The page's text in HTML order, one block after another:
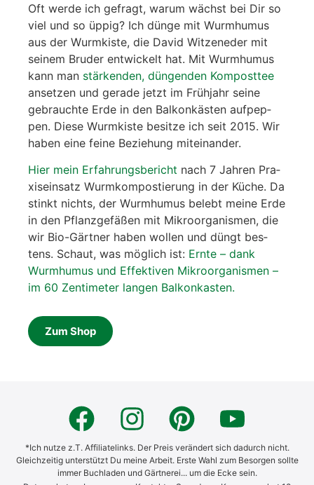
Oft wer­de ich gefragt, war­um wächst bei Dir so
viel und so üppig? Ich dün­ge mit Wurm­hu­mus
aus der Wurm­kis­te, die David Wit­zeneder mit
sei­nem Bru­der ent­wi­ckelt hat. Mit Wurm­hu­mus
kann man stär­ken­den, dün­gen­den Kom­post­tee
anset­zen und gera­de jetzt im Früh­jahr sei­ne
gebrauch­te Erde in den Bal­kon­käs­ten auf­pep­
pen. Die­se Wurm­kis­te besit­ze ich seit 2015. Wir
haben eine fei­ne Bezie­hung mit­ein­an­der.
Hier mein Erfah­rungs­be­richt nach 7 Jah­ren Pra­
xis­ein­satz Wurm­kom­pos­tie­rung in der Küche. Da
stinkt nichts, der Wurm­hu­mus belebt mei­ne Erde
in den Pflanz­ge­fä­ßen mit Mikro­or­ga­nis­men, die
wir Bio-Gärt­ner haben wol­len und düngt bes­
tens. Schaut, was mög­lich ist: Ern­te – dank
Wurm­hu­mus und Effek­ti­ven Mikro­or­ga­nis­men –
im 60 Zen­ti­me­ter lan­gen Bal­kon­kas­ten.
Zum Shop
*Ich nutze z.T. Affiliatelinks. Der Preis verändert sich dadurch nicht.
Gleichzeitig unterstützt Du meine Arbeit. Erste Wahl zum Besorgen sollte
immer Buchladen und Gärtnerei... um die Ecke sein.